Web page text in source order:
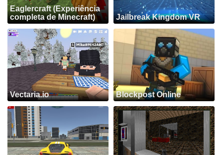
Eaglercraft (Experiência
completa de Minecraft)
Jailbreak Kingdom VR
Vectaria.io Blockpost Online